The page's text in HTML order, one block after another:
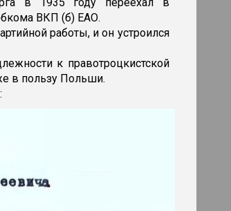
ВКП (б) ЕАО.
работы, и он устроился
к правотроцкистской
в пользу Польши.